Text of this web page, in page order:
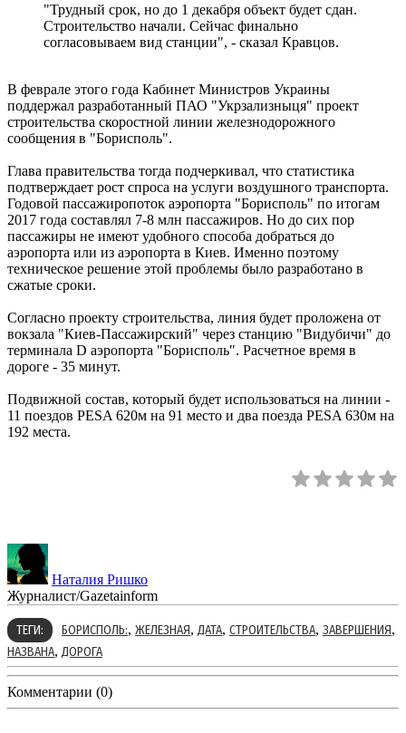
"Трудный срок, но до 1 декабря объект будет сдан.
Строительство начали. Сейчас финально
согласовываем вид станции", - сказал Кравцов.
В феврале этого года Кабинет Министров Украины
поддержал разработанный ПАО "Укрзализныця" проект
строительства скоростной линии железнодорожного
сообщения в "Борисполь".
Глава правительства тогда подчеркивал, что статистика
подтверждает рост спроса на услуги воздушного транспорта.
Годовой пассажиропоток аэропорта "Борисполь" по итогам
2017 года составлял 7-8 млн пассажиров. Но до сих пор
пассажиры не имеют удобного способа добраться до
аэропорта или из аэропорта в Киев. Именно поэтому
техническое решение этой проблемы было разработано в
сжатые сроки.
Согласно проекту строительства, линия будет проложена от
вокзала "Киев-Пассажирский" через станцию "Видубичи" до
терминала D аэропорта "Борисполь". Расчетное время в
дороге - 35 минут.
Подвижной состав, который будет использоваться на линии -
11 поездов PESA 620м на 91 место и два поезда PESA 630м на
192 места.
Наталия Ришко
Журналист/Gazetainform
ТЕГИ: БОРИСПОЛЬ:, ЖЕЛЕЗНАЯ, ДАТА, СТРОИТЕЛЬСТВА, ЗАВЕРШЕНИЯ,
НАЗВАНА, ДОРОГА
Комментарии (0)